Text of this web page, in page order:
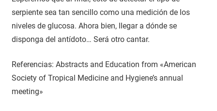
serpiente sea tan sencillo como una medición de los
niveles de glucosa. Ahora bien, llegar a dónde se
disponga del antídoto… Será otro cantar.
Referencias: Abstracts and Education from «American
Society of Tropical Medicine and Hygiene’s annual
meeting»